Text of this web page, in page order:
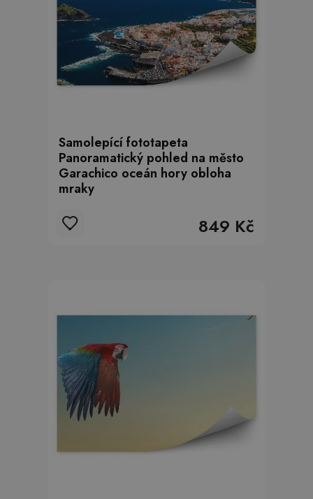
Samolepící fototapeta
Panoramatický pohled na město
Garachico oceán hory obloha
mraky
849 Kč